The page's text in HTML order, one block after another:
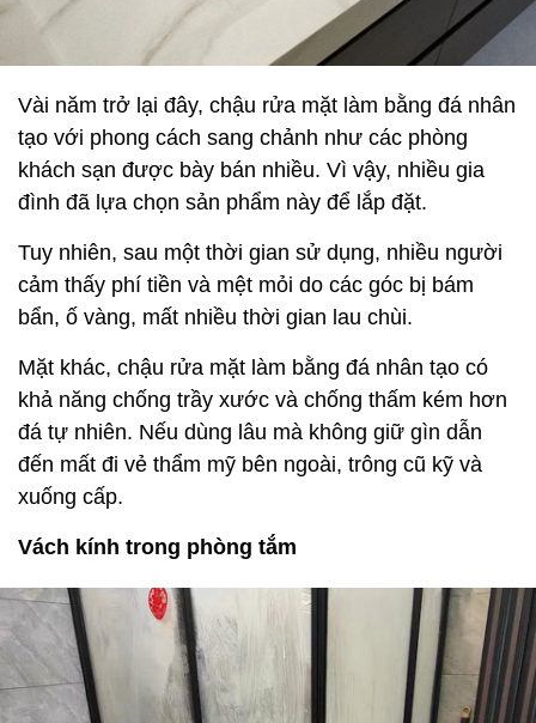
Vài năm trở lại đây, chậu rửa mặt làm bằng đá nhân
tạo với phong cách sang chảnh như các phòng
khách sạn được bày bán nhiều. Vì vậy, nhiều gia
đình đã lựa chọn sản phẩm này để lắp đặt.
Tuy nhiên, sau một thời gian sử dụng, nhiều người
cảm thấy phí tiền và mệt mỏi do các góc bị bám
bẩn, ố vàng, mất nhiều thời gian lau chùi.
Mặt khác, chậu rửa mặt làm bằng đá nhân tạo có
khả năng chống trầy xước và chống thấm kém hơn
đá tự nhiên. Nếu dùng lâu mà không giữ gìn dẫn
đến mất đi vẻ thẩm mỹ bên ngoài, trông cũ kỹ và
xuống cấp.
Vách kính trong phòng tắm